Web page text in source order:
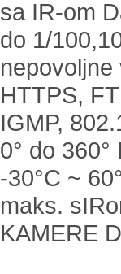
sa IR-om
do 1/
nepovoljne
HTTPS,
IGMP,
0° do
-30°C ~
maks.
KAMERE